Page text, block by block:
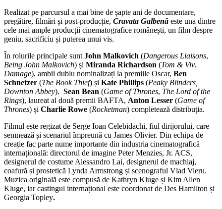
Realizat pe parcursul a mai bine de șapte ani de documentare,
pregătire, filmări și post-producție, Cravata Galbenă este una dintre
cele mai ample producții cinematografice românești, un film despre
geniu, sacrificiu și puterea unui vis.
În rolurile principale sunt John Malkovich (Dangerous Liaisons,
Being John Malkovich) și Miranda Richardson (Tom & Viv,
Damage), ambii dublu nominalizați la premiile Oscar, Ben
Schnetzer (The Book Thief) și Kate Phillips (Peaky Blinders,
Downton Abbey). Sean Bean (Game of Thrones, The Lord of the
Rings), laureat al două premii BAFTA, Anton Lesser (Game of
Thrones) și Charlie Rowe (Rocketman) completează distribuția.
Filmul este regizat de Serge Ioan Celebidachi, fiul dirijorului, care
semnează și scenariul împreună cu James Olivier. Din echipa de
creație fac parte nume importante din industria cinematografică
internațională: directorul de imagine Peter Menzies, Jr. ACS,
designerul de costume Alessandro Lai, designerul de machiaj,
coafură și prostetică Lynda Armstrong și scenograful Vlad Vieru.
Muzica originală este compusă de Kathryn Kluge și Kim Allen
Kluge, iar castingul internațional este coordonat de Des Hamilton și
Georgia Topley.